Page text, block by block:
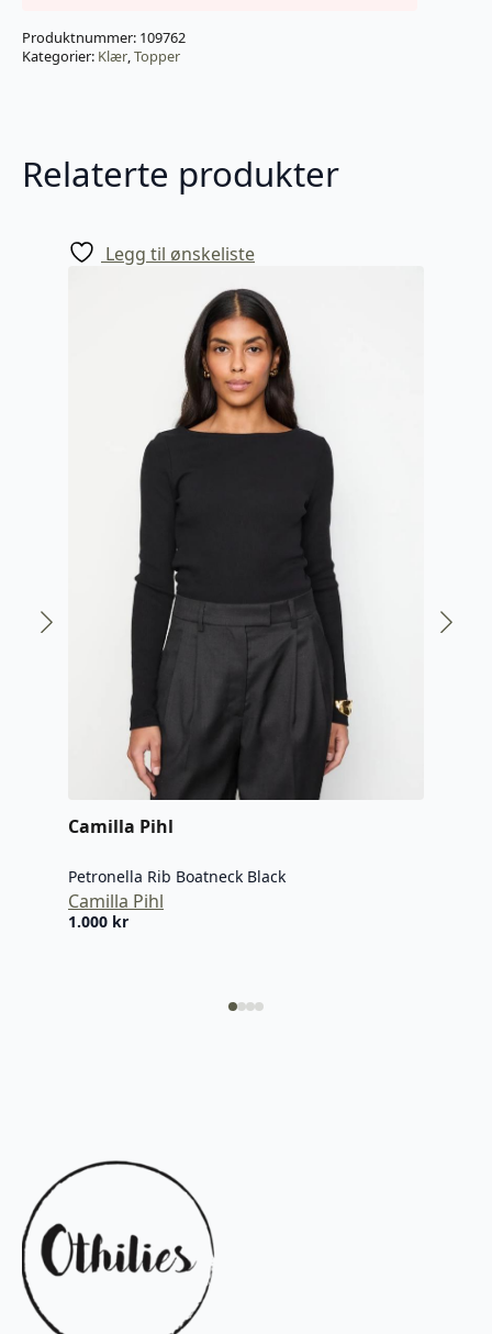
Produktnummer: 109762
Kategorier: Klær,Topper
Relaterte produkter
Legg til ønskeliste
Camilla Pihl
Petronella Rib Boatneck Black
Camilla Pihl
1.000 kr